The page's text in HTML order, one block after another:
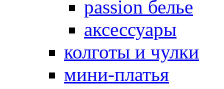
passion белье
аксессуары
колготы и чулки
мини-платья